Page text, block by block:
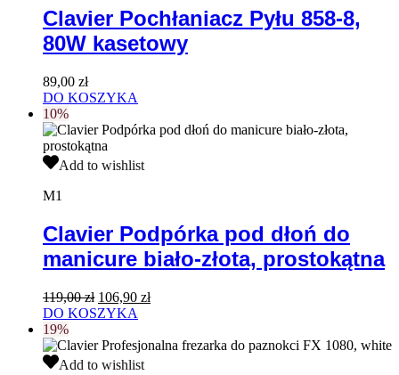
8,
80W
kasetowy
Clavier Pochłaniacz Pyłu 858-8,
80W kasetowy
89,00 zł
DO KOSZYKA
10%
Clavier
pod
do
manicure
biało-
złota,
prostokątna
Add to wishlist
M1
Clavier Podpórka pod dłoń do
manicure biało-złota, prostokątna
119,00zł Pierwotna
cena
119,00 zł.
106,90 złAktualna
106,90 zł.
DO KOSZYKA
19%
Clavier
Add to wishlist